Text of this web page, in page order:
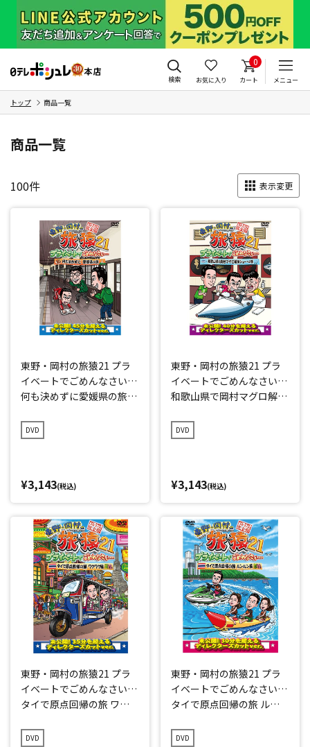
検索 お気に入り
0
カート メニュー
トップ 商品一覧
商品一覧
100件 表示変更
東野・岡村の旅猿21 プラ
イベートでごめんなさい…
何も決めずに愛媛県の旅
DVD
¥3,143(税込)
東野・岡村の旅猿21 プラ
イベートでごめんなさい…
和歌山県で岡村マグロ解体
完全版
DVD
¥3,143(税込)
東野・岡村の旅猿21 プラ
イベートでごめんなさい…
タイで原点回帰の旅 ワク
DVD
東野・岡村の旅猿21 プラ
イベートでごめんなさい…
タイで原点回帰の旅 ルン
DVD